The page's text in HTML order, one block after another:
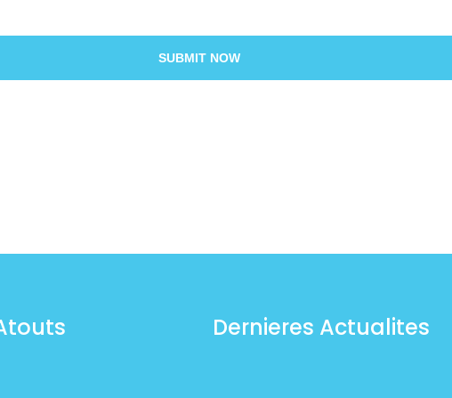
SUBMIT NOW
Dernieres Actualites